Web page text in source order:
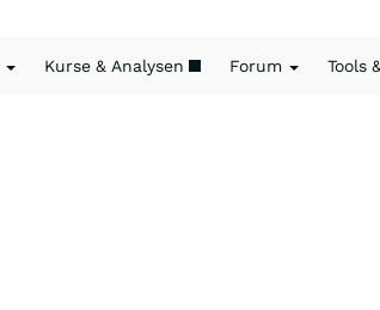
Kurse & Analysen Forum Tools